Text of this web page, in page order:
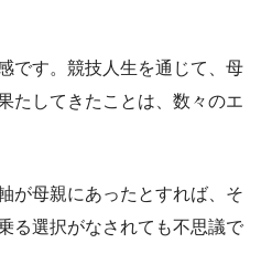
です。競技人生を通じて、母
たしてきたことは、数々のエ
が母親にあったとすれば、そ
る選択がなされても不思議で